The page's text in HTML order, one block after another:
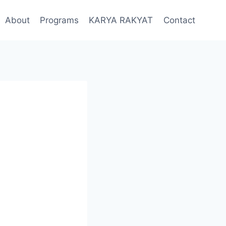
About Programs KARYA RAKYAT Contact